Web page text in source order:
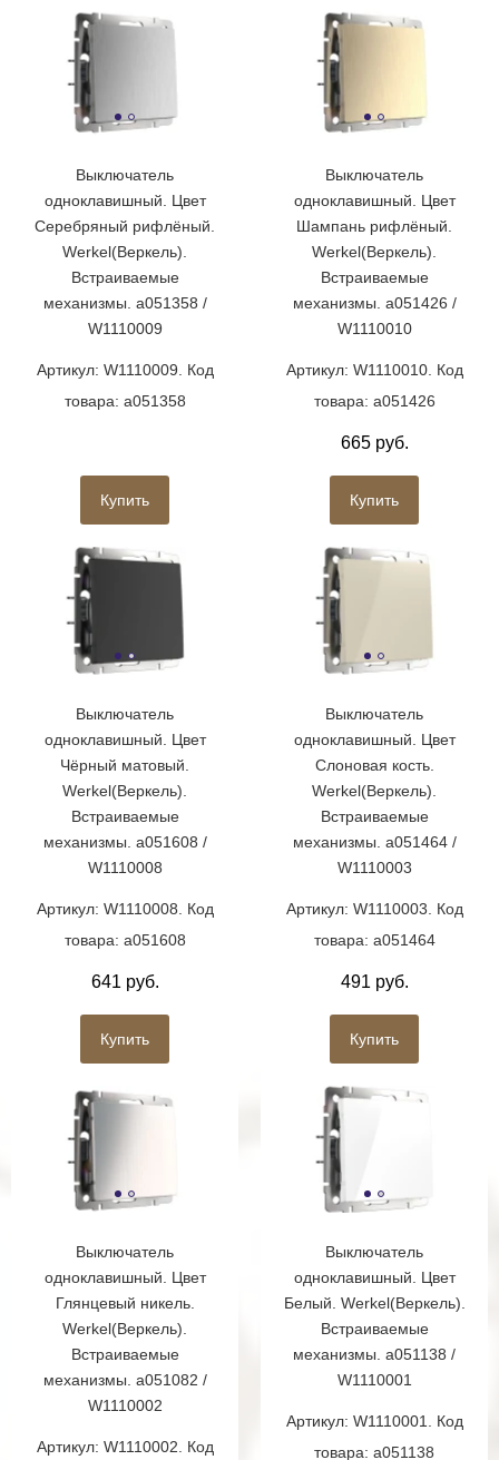
Выключатель
одноклавишный. Цвет
Серебряный рифлёный.
Werkel(Веркель).
Встраиваемые
механизмы. a051358 /
W1110009
Артикул: W1110009. Код
товара: a051358
Купить
Выключатель
одноклавишный. Цвет
Шампань рифлёный.
Werkel(Веркель).
Встраиваемые
механизмы. a051426 /
W1110010
Артикул: W1110010. Код
товара: a051426
665 руб.
Купить
Выключатель
одноклавишный. Цвет
Чёрный матовый.
Werkel(Веркель).
Встраиваемые
механизмы. a051608 /
W1110008
Артикул: W1110008. Код
товара: a051608
641 руб.
Купить
Выключатель
одноклавишный. Цвет
Слоновая кость.
Werkel(Веркель).
Встраиваемые
механизмы. a051464 /
W1110003
Артикул: W1110003. Код
товара: a051464
491 руб.
Купить
Выключатель
одноклавишный. Цвет
Глянцевый никель.
Werkel(Веркель).
Встраиваемые
механизмы. a051082 /
W1110002
Артикул: W1110002. Код
Выключатель
одноклавишный. Цвет
Белый. Werkel(Веркель).
Встраиваемые
механизмы. a051138 /
W1110001
Артикул: W1110001. Код
товара: a051138